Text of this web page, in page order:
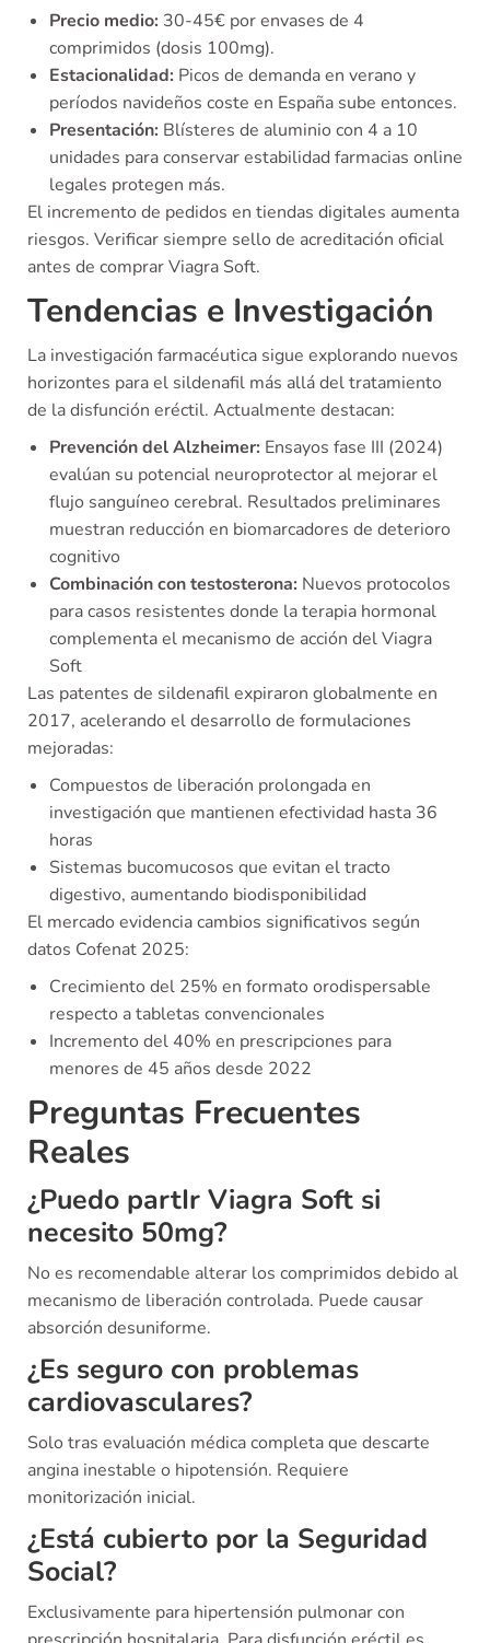
Precio medio: 30-45€ por envases de 4
comprimidos (dosis 100mg).
Estacionalidad: Picos de demanda en verano y
períodos navideños coste en España sube entonces.
Presentación: Blísteres de aluminio con 4 a 10
unidades para conservar estabilidad farmacias online
legales protegen más.
El incremento de pedidos en tiendas digitales aumenta
riesgos. Verificar siempre sello de acreditación oficial
antes de comprar Viagra Soft.
Tendencias e Investigación
La investigación farmacéutica sigue explorando nuevos
horizontes para el sildenafil más allá del tratamiento
de la disfunción eréctil. Actualmente destacan:
Prevención del Alzheimer: Ensayos fase III (2024)
evalúan su potencial neuroprotector al mejorar el
flujo sanguíneo cerebral. Resultados preliminares
muestran reducción en biomarcadores de deterioro
cognitivo
Combinación con testosterona: Nuevos protocolos
para casos resistentes donde la terapia hormonal
complementa el mecanismo de acción del Viagra
Soft
Las patentes de sildenafil expiraron globalmente en
2017, acelerando el desarrollo de formulaciones
mejoradas:
Compuestos de liberación prolongada en
investigación que mantienen efectividad hasta 36
horas
Sistemas bucomucosos que evitan el tracto
digestivo, aumentando biodisponibilidad
El mercado evidencia cambios significativos según
datos Cofenat 2025:
Crecimiento del 25% en formato orodispersable
respecto a tabletas convencionales
Incremento del 40% en prescripciones para
menores de 45 años desde 2022
Preguntas Frecuentes
Reales
¿Puedo partIr Viagra Soft si
necesito 50mg?
No es recomendable alterar los comprimidos debido al
mecanismo de liberación controlada. Puede causar
absorción desuniforme.
¿Es seguro con problemas
cardiovasculares?
Solo tras evaluación médica completa que descarte
angina inestable o hipotensión. Requiere
monitorización inicial.
¿Está cubierto por la Seguridad
Social?
Exclusivamente para hipertensión pulmonar con